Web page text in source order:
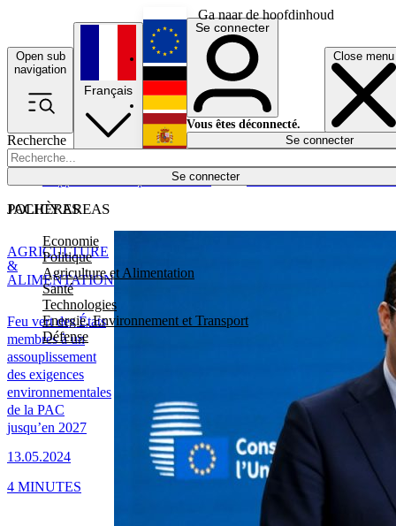
Ga naar de hoofdinhoud
Open sub
navigation
Close menu
Recherche
Se connecter
POLICY AREAS
Economie
Politique
Agriculture et Alimentation
Santé
Technologies
Energie, Environnement et Transport
Défense
Économie
Français
English
Deutsch
Español
Se connecter
Vous êtes déconnecté.
Se connecter
JACHÈRES
Feu vert des États
membres à un
assouplissement
des exigences
environnementales
de la PAC
jusqu’en 2027
13.05.2024
AGRICULTURE
&
ALIMENTATION
4 MINUTES